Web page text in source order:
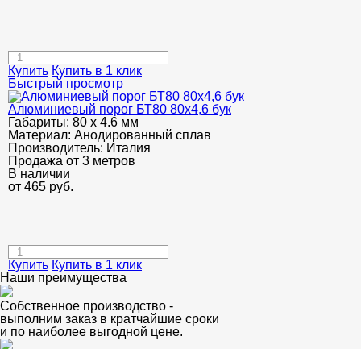
Купить Купить в 1 клик
Быстрый просмотр
Алюминиевый порог БТ80 80х4,6 бук
Габариты: 80 х 4.6 мм
Материал: Анодированный сплав
Производитель: Италия
Продажа от 3 метров
В наличии
от 465 руб.
Купить Купить в 1 клик
Наши преимущества
Собственное производство -
выполним заказ в кратчайшие сроки
и по наиболее выгодной цене.